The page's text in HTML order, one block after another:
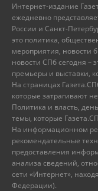
Интернет-издание
ежедневно
России и Санкт-
это политика,
мероприятия, новости
новости СПб сегодня –
премьеры и выставки,
На страницах
которые затрагивают
Политика и власть,
темы, которые
На информационном
рекомендательные
предоставления
анализа сведений,
сети «Интернет»,
Федерации).